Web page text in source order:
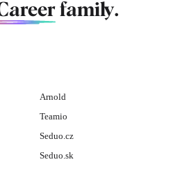
family.
Arnold
Teamio
Seduo.cz
Seduo.sk